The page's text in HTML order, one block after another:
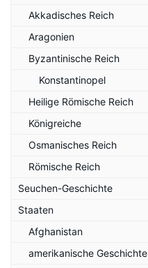
Akkadisches Reich
Aragonien
Byzantinische Reich
Konstantinopel
Heilige Römische Reich
Königreiche
Osmanisches Reich
Römische Reich
Seuchen-Geschichte
Staaten
Afghanistan
amerikanische Geschichte